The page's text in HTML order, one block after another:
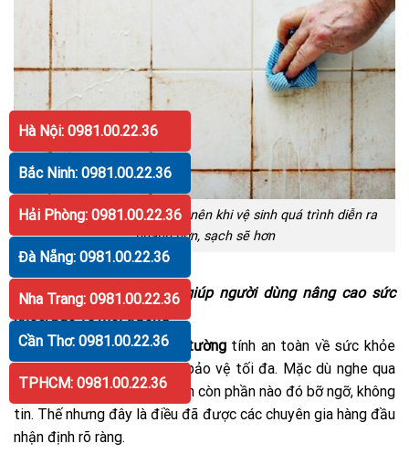
Dựa vào bề mặt trơn bóng nên khi vệ sinh quá trình diễn ra
nhanh hơn, sạch sẽ hơn
Sử dụng gạch ốp tường giúp người dùng nâng cao sức
Một khi sử dụnggạch ốp tường tính an toàn về sức khỏe
và môi trường cũng được bảo vệ tối đa. Mặc dù nghe qua
ưu điểm này nhiều người vẫn còn phần nào đó bỡ ngỡ, không
tin. Thế nhưng đây là điều đã được các chuyên gia hàng đầu
nhận định rõ ràng.
Hà Nội: 0981.00.22.36
Bắc Ninh: 0981.00.22.36
Hải Phòng: 0981.00.22.36
Đà Nẵng: 0981.00.22.36
Nha Trang: 0981.00.22.36
Cần Thơ: 0981.00.22.36
TPHCM: 0981.00.22.36